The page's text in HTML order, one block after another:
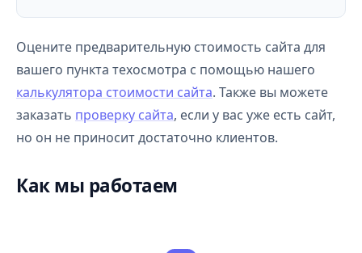
Оцените предварительную стоимость сайта для
вашего пункта техосмотра с помощью нашего
калькулятора стоимости сайта. Также вы можете
заказать проверку сайта, если у вас уже есть сайт,
но он не приносит достаточно клиентов.
Как мы работаем